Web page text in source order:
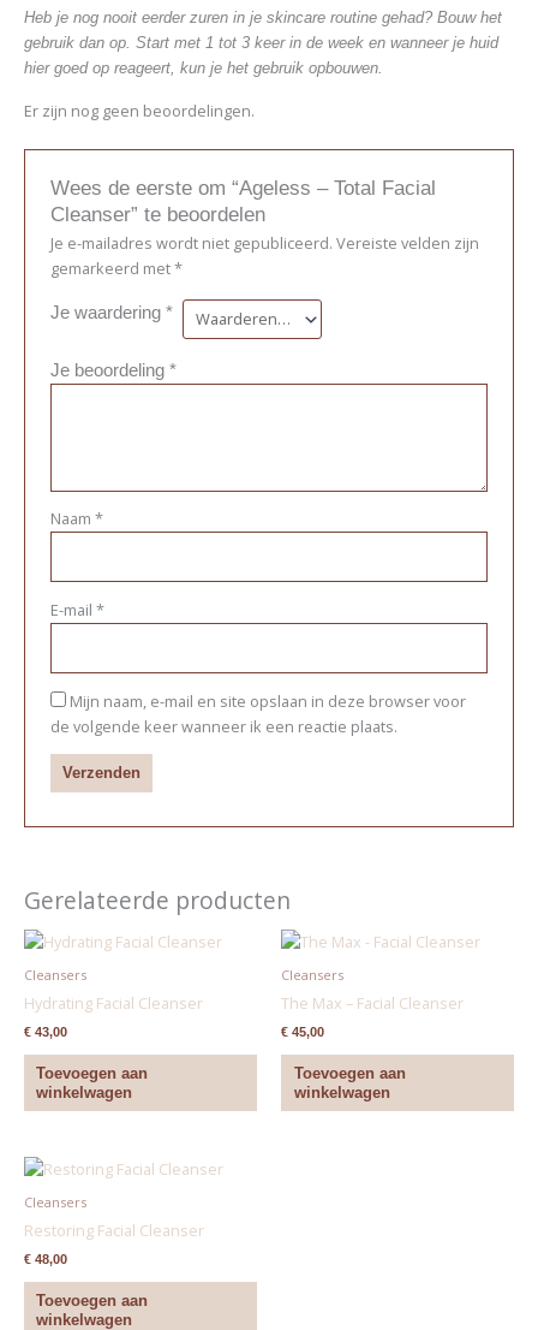
Heb je nog nooit eerder zuren in je skincare routine gehad? Bouw het
gebruik dan op. Start met 1 tot 3 keer in de week en wanneer je huid
hier goed op reageert, kun je het gebruik opbouwen.
Er zijn nog geen beoordelingen.
Wees de eerste om “Ageless – Total Facial
Cleanser” te beoordelen
Je e-mailadres wordt niet gepubliceerd. Vereiste velden zijn
gemarkeerd met*
Je waardering *
Je beoordeling *
Naam *
E-mail *
Mijn naam, e-mail en site opslaan in deze browser voor
de volgende keer wanneer ik een reactie plaats.
Gerelateerde producten
Cleansers
Hydrating Facial Cleanser
€43,00
Toevoegen aan
winkelwagen
Cleansers
The Max – Facial Cleanser
€ 45,00
Toevoegen aan
winkelwagen
Cleansers
Restoring Facial Cleanser
€48,00
Toevoegen aan
winkelwagen